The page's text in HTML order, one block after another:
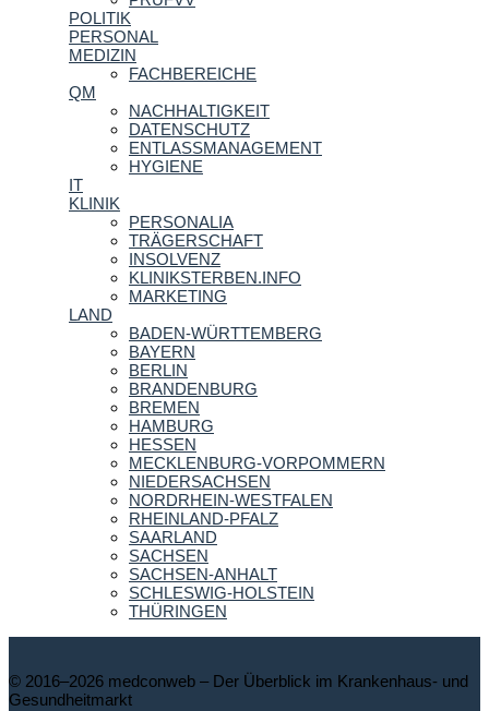
POLITIK
PERSONAL
MEDIZIN
FACHBEREICHE
QM
NACHHALTIGKEIT
DATENSCHUTZ
ENTLASSMANAGEMENT
HYGIENE
IT
KLINIK
PERSONALIA
TRÄGERSCHAFT
INSOLVENZ
KLINIKSTERBEN.INFO
MARKETING
LAND
BADEN-WÜRTTEMBERG
BAYERN
BERLIN
BRANDENBURG
BREMEN
HAMBURG
HESSEN
MECKLENBURG-VORPOMMERN
NIEDERSACHSEN
NORDRHEIN-WESTFALEN
RHEINLAND-PFALZ
SAARLAND
SACHSEN
SACHSEN-ANHALT
SCHLESWIG-HOLSTEIN
THÜRINGEN
© 2016–2026 medconweb – Der Überblick im Krankenhaus- und
Gesundheitmarkt